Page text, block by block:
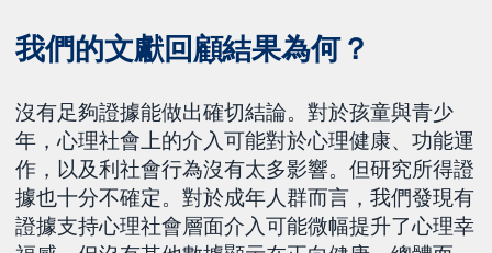
我們的文獻回顧結果為何？
沒有足夠證據能做出確切結論。對於孩童與青少
年，心理社會上的介入可能對於心理健康、功能運
作，以及利社會行為沒有太多影響。但研究所得證
據也十分不確定。對於成年人群而言，我們發現有
證據支持心理社會層面介入可能微幅提升了心理幸